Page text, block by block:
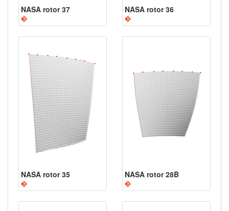
NASA rotor 37 NASA rotor 36
NASA rotor 35 NASA rotor 28B